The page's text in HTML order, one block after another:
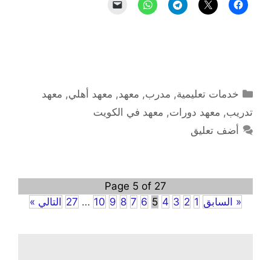
التصنيفات
خدمات تعليمية, مدرب, معهد, معهد أهلي, معهد
تدريب, معهد دورات, معهد في الكويت
أضف تعليق
Page 5 of 27
« السابق 1
2
3
4
5
6
7
8
9
10
…
27 التالي »